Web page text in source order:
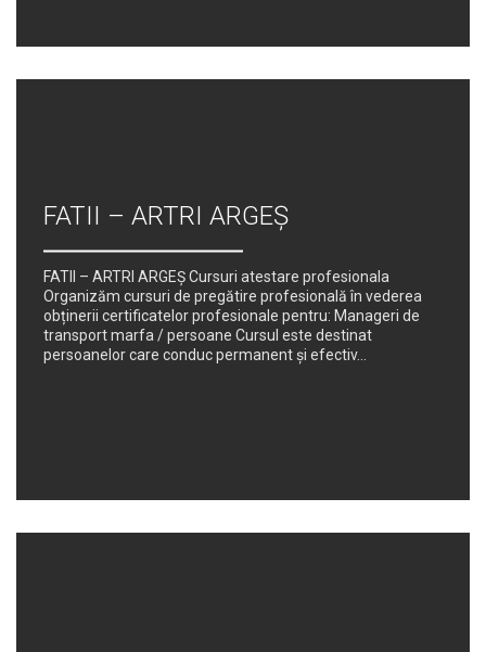
FATII – ARTRI ARGEȘ
FATII – ARTRI ARGEȘ Cursuri atestare profesionala
Organizăm cursuri de pregătire profesională în vederea
obținerii certificatelor profesionale pentru: Manageri de
transport marfa / persoane Cursul este destinat
persoanelor care conduc permanent şi efectiv...